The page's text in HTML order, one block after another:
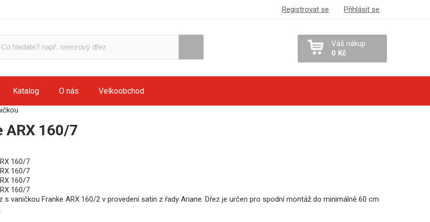
Registrovat se Přihlásit se
Váš nákup
0 Kč
Katalog O nás Velkoobchod
ARX 160/7
s vaničkou Franke ARX 160/2 v provedení satin z řady Ariane. Dřez je určen pro spodní montáž do minimálně 60 cm